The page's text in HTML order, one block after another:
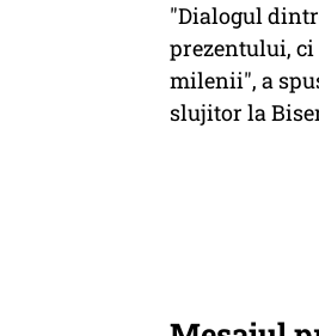
"Dialogul
prezentului,
milenii", a
slujitor la